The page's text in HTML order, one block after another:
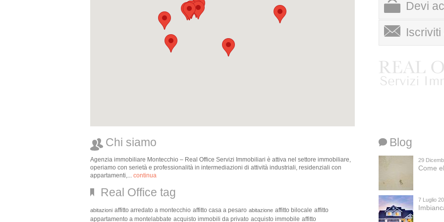
Devi
scrivi a
Chi siamo
Agenzia immobiliare Montecchio – Real Office Servizi Immobiliari è attiva nel settore immobiliare,
operiamo con serietà e professionalità in intermediazioni di attività industriali, residenziali con
appartamenti,... continua
Real Office tag
abitazioni affitto arredato a montecchio affitto casa a pesaro abitazione affitto bilocale affitto
appartamento a montelabbate acquisto immobili da privato acquisto immobile affitto
Blog
29
Come
7 Luglio